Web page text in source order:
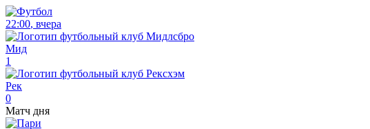
22:00, вчера
Мид
1
Рек
0
Матч дня